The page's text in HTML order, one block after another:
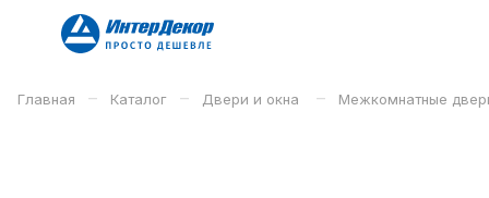
Главная – Каталог – Двери и окна – Межкомнатные